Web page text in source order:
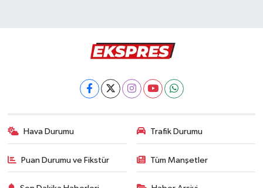
Hava Durumu Trafik Durumu
Puan Durumu ve Fikstür Tüm Manşetler